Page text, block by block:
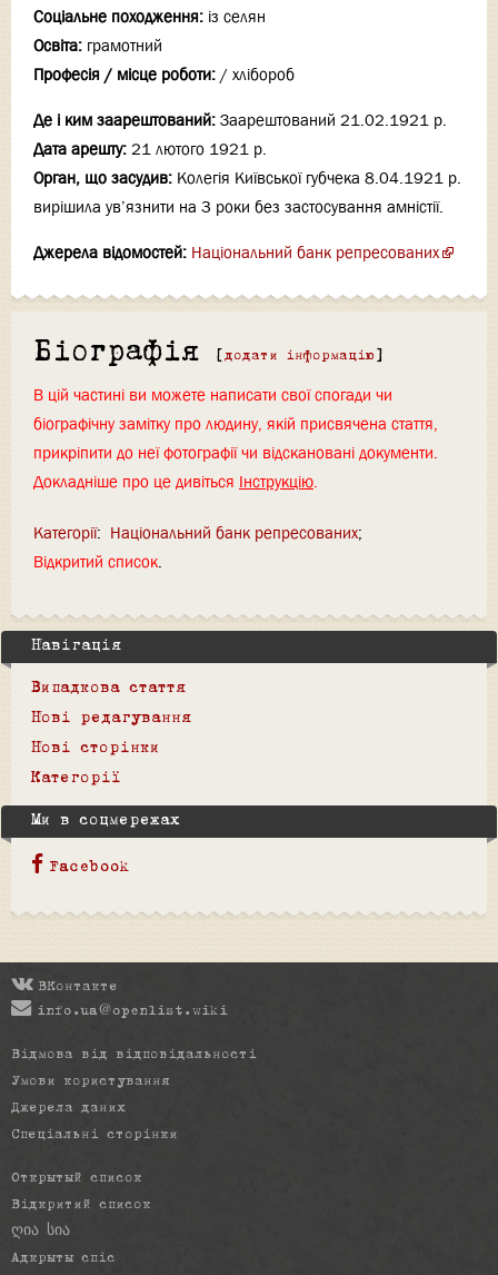
Соціальне походження: із селян
Освіта: грамотний
Професія / місце роботи: / хлібороб
Де і ким заарештований: Заарештований 21.02.1921 р.
Дата арешту: 21 лютого 1921 р.
Орган, що засудив: Колегія Київської губчека 8.04.1921 р.
вирішила ув’язнити на 3 роки без застосування амністії.
Джерела відомостей: Національний банк репресованих
Біографія [ додати інформацію ]
В цій частині ви можете написати свої спогади чи
біографічну замітку про людину, якій присвячена стаття,
прикріпити до неї фотографії чи відскановані документи.
Докладніше про це дивіться Інструкцію.
Категорії: Національний банк репресованих
Відкритий список
Навігація
Випадкова стаття
Нові редагування
Нові сторінки
Категорії
Ми в соцмережах
Facebook
ВКонтакте
info.ua@openlist.wiki
Відмова від відповідальності
Умови користування
Джерела даних
Спеціальні сторінки
Открытый список
Відкритий список
ღია სია
Адкрыты спіс